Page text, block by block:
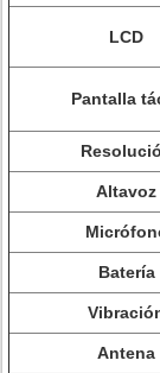
LCD
Pantalla
Altavoz
Batería
Antena